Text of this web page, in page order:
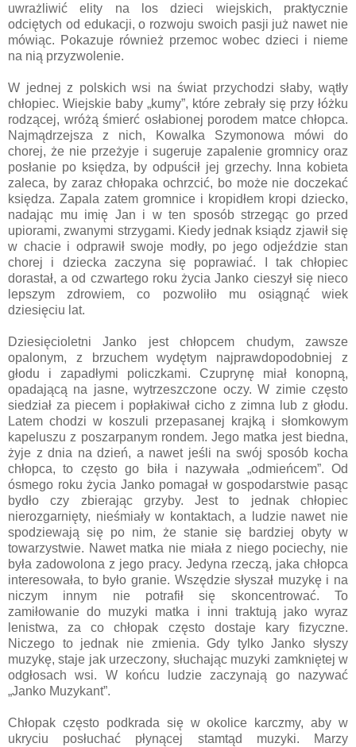
uwrażliwić elity na los dzieci wiejskich, praktycznie
odciętych od edukacji, o rozwoju swoich pasji już nawet nie
mówiąc. Pokazuje również przemoc wobec dzieci i nieme
na nią przyzwolenie.
W jednej z polskich wsi na świat przychodzi słaby, wątły
chłopiec. Wiejskie baby „kumy”, które zebrały się przy łóżku
rodzącej, wróżą śmierć osłabionej porodem matce chłopca.
Najmądrzejsza z nich, Kowalka Szymonowa mówi do
chorej, że nie przeżyje i sugeruje zapalenie gromnicy oraz
posłanie po księdza, by odpuścił jej grzechy. Inna kobieta
zaleca, by zaraz chłopaka ochrzcić, bo może nie doczekać
księdza. Zapala zatem gromnice i kropidłem kropi dziecko,
nadając mu imię Jan i w ten sposób strzegąc go przed
upiorami, zwanymi strzygami. Kiedy jednak ksiądz zjawił się
w chacie i odprawił swoje modły, po jego odjeździe stan
chorej i dziecka zaczyna się poprawiać. I tak chłopiec
dorastał, a od czwartego roku życia Janko cieszył się nieco
lepszym zdrowiem, co pozwoliło mu osiągnąć wiek
dziesięciu lat.
Dziesięcioletni Janko jest chłopcem chudym, zawsze
opalonym, z brzuchem wydętym najprawdopodobniej z
głodu i zapadłymi policzkami. Czuprynę miał konopną,
opadającą na jasne, wytrzeszczone oczy. W zimie często
siedział za piecem i popłakiwał cicho z zimna lub z głodu.
Latem chodzi w koszuli przepasanej krajką i słomkowym
kapeluszu z poszarpanym rondem. Jego matka jest biedna,
żyje z dnia na dzień, a nawet jeśli na swój sposób kocha
chłopca, to często go biła i nazywała „odmieńcem”. Od
ósmego roku życia Janko pomagał w gospodarstwie pasąc
bydło czy zbierając grzyby. Jest to jednak chłopiec
nierozgarnięty, nieśmiały w kontaktach, a ludzie nawet nie
spodziewają się po nim, że stanie się bardziej obyty w
towarzystwie. Nawet matka nie miała z niego pociechy, nie
była zadowolona z jego pracy. Jedyna rzeczą, jaka chłopca
interesowała, to było granie. Wszędzie słyszał muzykę i na
niczym innym nie potrafił się skoncentrować. To
zamiłowanie do muzyki matka i inni traktują jako wyraz
lenistwa, za co chłopak często dostaje kary fizyczne.
Niczego to jednak nie zmienia. Gdy tylko Janko słyszy
muzykę, staje jak urzeczony, słuchając muzyki zamkniętej w
odgłosach wsi. W końcu ludzie zaczynają go nazywać
„Janko Muzykant”.
Chłopak często podkrada się w okolice karczmy, aby w
ukryciu posłuchać płynącej stamtąd muzyki. Marzy